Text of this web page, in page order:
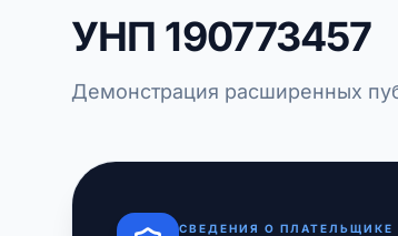
УНП 190773457
Демонстрация расширенных
СВЕДЕНИЯ О ПЛАТЕЛЬЩИКЕ